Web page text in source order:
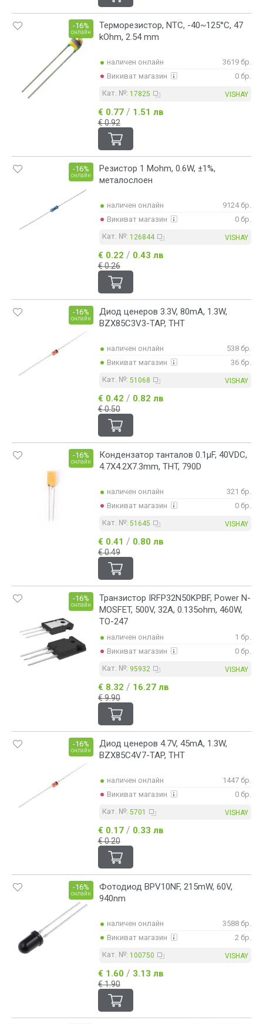
Терморезистор, NTC, -40~125°C, 47
kOhm, 2.54 mm
-16%
онлайн
наличен онлайн
3619 бр.
Викиват магазин
0 бр.
Кат. №: 17825 VISHAY
€ 0.77 / 1.51 лв
€ 0.92
Резистор 1 Mohm, 0.6W, ±1%,
металослоен
-16%
онлайн
наличен онлайн
9124 бр.
Викиват магазин
0 бр.
Кат. №: 126844 VISHAY
€ 0.22 / 0.43 лв
€ 0.26
Диод ценеров 3.3V, 80mA, 1.3W,
BZX85C3V3-TAP, THT
-16%
онлайн
наличен онлайн
538 бр.
Викиват магазин
36 бр.
Кат. №: 51068 VISHAY
€ 0.42 / 0.82 лв
€ 0.50
Кондензатор танталов 0.1µF, 40VDC,
4.7X4.2X7.3mm, THT, 790D
-16%
онлайн
наличен онлайн
321 бр.
Викиват магазин
0 бр.
Кат. №: 51645 VISHAY
€ 0.41 / 0.80 лв
€ 0.49
Транзистор IRFP32N50KPBF, Power N-
MOSFET, 500V, 32A, 0.135ohm, 460W,
TO-247
-16%
онлайн
наличен онлайн
1 бр.
Викиват магазин
0 бр.
Кат. №: 95932 VISHAY
€ 8.32 / 16.27 лв
€ 9.90
Диод ценеров 4.7V, 45mA, 1.3W,
BZX85C4V7-TAP, THT
-16%
онлайн
наличен онлайн
1447 бр.
Викиват магазин
0 бр.
Кат. №: 5701 VISHAY
€ 0.17 / 0.33 лв
€ 0.20
Фотодиод BPV10NF, 215mW, 60V,
940nm
-16%
онлайн
наличен онлайн
3588 бр.
Викиват магазин
2 бр.
Кат. №: 100750 VISHAY
€ 1.60 / 3.13 лв
€ 1.90